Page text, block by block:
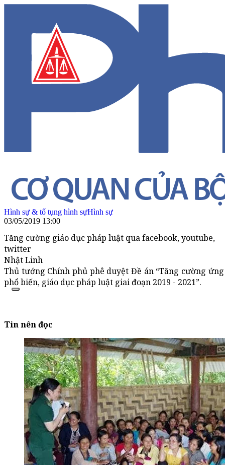
Hình sự & tố tụng hình sựHình sự
03/05/2019 13:00
Tăng cường giáo dục pháp luật qua facebook, youtube,
twitter
Nhật Linh
Thủ tướng Chính phủ phê duyệt Đề án “Tăng cường
phổ biến, giáo dục pháp luật giai đoạn 2019 - 2021”.
Tin nên đọc